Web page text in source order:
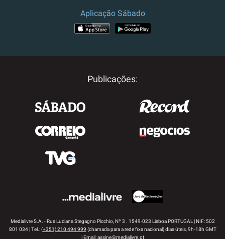
Aplicação Sábado
Publicações:
Medialivre S.A. - Rua Luciana Stegagno Picchio, Nº 3 . 1549-023 Lisboa PORTUGAL | NIF: 502
801 034 | Tel.:(+351) 210 494 999 (chamada para a rede fixa nacional) dias úteis, 9h-18h GMT
| Email:assine@medialivre.pt